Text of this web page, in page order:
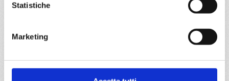
Statistiche
Marketing